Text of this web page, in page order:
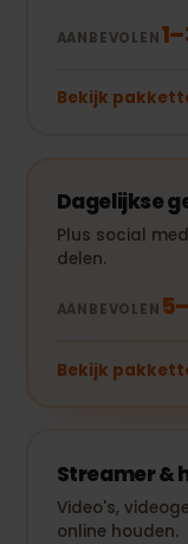
AANBEVOLEN
Bekijk
Dagelijkse
Plus social
delen.
AANBEVOLEN
Bekijk
Streamer &
Video's,
online houden.